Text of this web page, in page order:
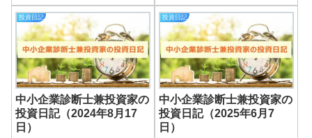
の、細々やっている投資結果を
皆さまと共有できればと思いま
す＾＾実際の保有株式数量や現
在の損益状況も記載していま
す。大したこと無い金額しか保
有していませんので期待...
の、細々やっている投資結果を
皆さまと共有できればと思いま
す＾＾実際の保有株式数量や現
在の損益状況も記載していま
す。大したこと無い金額しか保
有していませんので期待...
投資日記
中小企業診断士兼投資家の
投資日記（2024年8月17
日）
投資日記
中小企業診断士兼投資家の
投資日記（2025年6月7
日）